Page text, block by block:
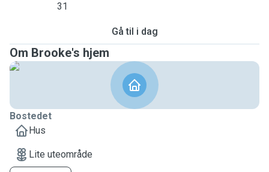
31
Gå til i dag
Om Brooke's hjem
Bostedet
Hus
Lite uteområde